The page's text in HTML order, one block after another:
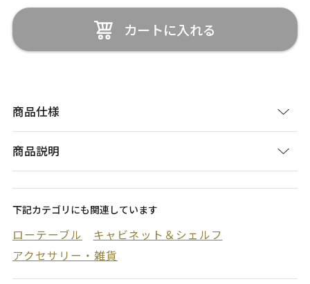
カートに入れる
商品仕様
商品説明
下記カテゴリにも関連しています
ローテーブル
キャビネット＆シェルフ
アクセサリー・雑貨